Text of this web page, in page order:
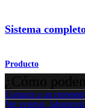
Sistema
Producto
Contacte a un
Ver eventos,